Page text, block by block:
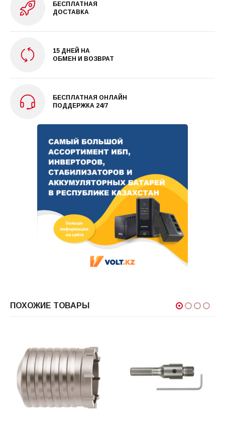
БЕСПЛАТНАЯ
ДОСТАВКА
15 ДНЕЙ НА
ОБМЕН И ВОЗВРАТ
БЕСПЛАТНАЯ ОНЛАЙН
ПОДДЕРЖКА 24/7
ПОХОЖИЕ ТОВАРЫ